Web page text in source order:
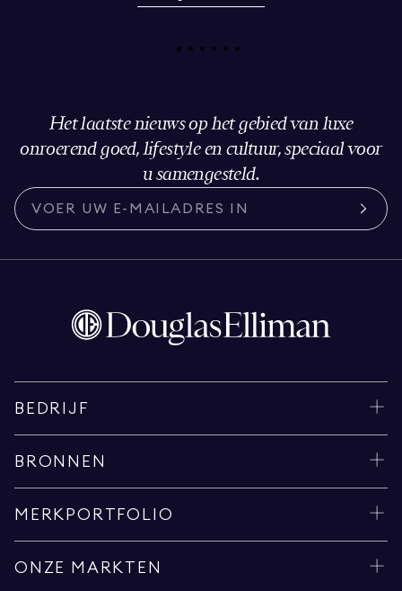
Het laatste nieuws op het gebied van luxe
onroerend goed, lifestyle en cultuur, speciaal voor
u samengesteld.
BEDRIJF
BRONNEN
MERKPORTFOLIO
ONZE MARKTEN